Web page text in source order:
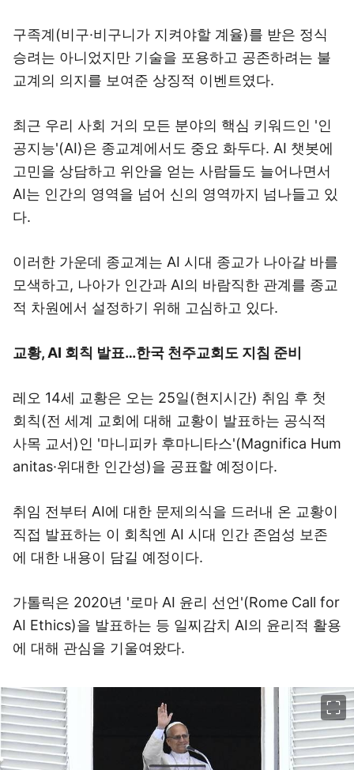
구족계(비구·비구니가 지켜야할 계율)를 받은 정식
승려는 아니었지만 기술을 포용하고 공존하려는 불
교계의 의지를 보여준 상징적 이벤트였다.
최근 우리 사회 거의 모든 분야의 핵심 키워드인 '인
공지능'(AI)은 종교계에서도 중요 화두다. AI 챗봇에
고민을 상담하고 위안을 얻는 사람들도 늘어나면서
AI는 인간의 영역을 넘어 신의 영역까지 넘나들고 있
다.
이러한 가운데 종교계는 AI 시대 종교가 나아갈 바를
모색하고, 나아가 인간과 AI의 바람직한 관계를 종교
적 차원에서 설정하기 위해 고심하고 있다.
교황, AI 회칙 발표…한국 천주교회도 지침 준비
레오 14세 교황은 오는 25일(현지시간) 취임 후 첫
회칙(전 세계 교회에 대해 교황이 발표하는 공식적
사목 교서)인 '마니피카 후마니타스'(Magnifica Hum
anitas·위대한 인간성)을 공표할 예정이다.
취임 전부터 AI에 대한 문제의식을 드러내 온 교황이
직접 발표하는 이 회칙엔 AI 시대 인간 존엄성 보존
에 대한 내용이 담길 예정이다.
가톨릭은 2020년 '로마 AI 윤리 선언'(Rome Call for
AI Ethics)을 발표하는 등 일찌감치 AI의 윤리적 활용
에 대해 관심을 기울여왔다.